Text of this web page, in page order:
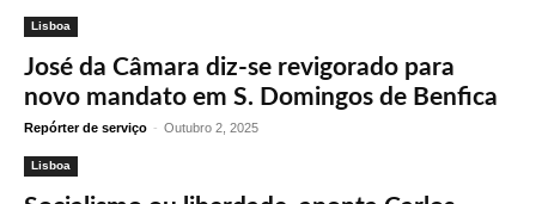
Lisboa
José da Câmara diz-se revigorado para
novo mandato em S. Domingos de Benfica
Repórter de serviço - Outubro 2, 2025
Lisboa